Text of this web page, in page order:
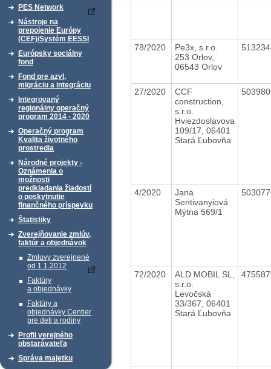
PES Network
Nástroje na
prepojenie Európy
(CEF)/Systém EESSI
Európsky sociálny
fond
Fond pre azyl,
migráciu a integráciu
Integrovaný
regionálny operačný
program 2014 - 2020
Operačný program
Kvalita životného
prostredia
Národné projekty -
Oznámenia o
možnosti
predkladania žiadostí
o poskytnutie
finančného príspevku
Štatistiky
Zverejňovanie zmlúv,
faktúr a objednávok
Zmluvy zverejnené
od 1.1.2012
Faktúry
a objednávky
Faktúry a
objednávky Centier
pre deti a rodiny
Profil verejného
obstarávateľa
Správa majetku
78/2020
Pe3x, s.r.o.
253 Orlov,
06543 Orlov
27/2020
CCF
construction,
s.r.o.
Hviezdoslavova
109/17, 06401
Stará Ľubovňa
4/2020
Jana
Sentivanyiová
Mýtna 569/1
72/2020
ALD MOBIL SL,
s.r.o.
Levočská
33/367, 06401
Stará Ľubovňa